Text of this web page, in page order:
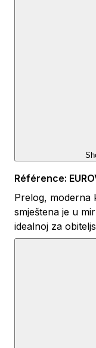
Référence:
Prelog, moderna
smještena je u
idealnoj za
etaže i pažljivo